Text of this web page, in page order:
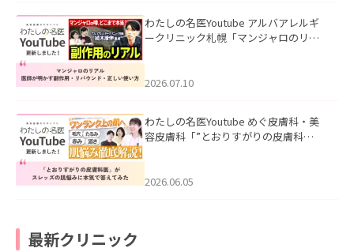
わたしの名医Youtube アルバアレルギ
ークリニック札幌「マンジャロのリア
た。
2026.07.10
わたしの名医Youtube めぐ皮膚科・美
容皮膚科「”とおりすがりの皮膚科
2026.06.05
最新クリニック